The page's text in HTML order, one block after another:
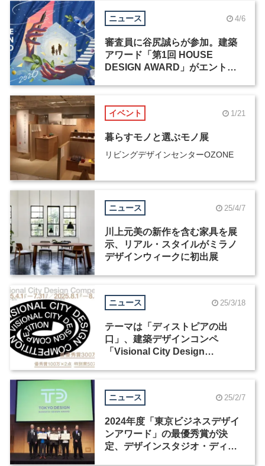
ニュース 4/6
審査員に谷尻誠らが参加。建築
アワード「第1回 HOUSE
DESIGN AWARD」がエントリ
イベント 1/21
暮らすモノと選ぶモノ展
リビングデザインセンターOZONE
ニュース 25/4/7
川上元美の新作を含む家具を展
示、リアル・スタイルがミラノ
デザインウィークに初出展
ニュース 25/3/18
テーマは「ディストピアの出
口」、建築デザインコンペ
「Visional City Design
ニュース 25/2/7
2024年度「東京ビジネスデザイ
ンアワード」の最優秀賞が決
定、デザインスタジオ・ディノ